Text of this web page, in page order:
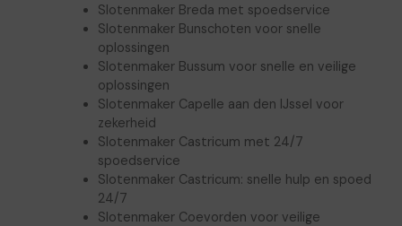
Slotenmaker Breda met spoedservice
Slotenmaker Bunschoten voor snelle
oplossingen
Slotenmaker Bussum voor snelle en veilige
oplossingen
Slotenmaker Capelle aan den IJssel voor
zekerheid
Slotenmaker Castricum met 24/7
spoedservice
Slotenmaker Castricum: snelle hulp en spoed
24/7
Slotenmaker Coevorden voor veilige